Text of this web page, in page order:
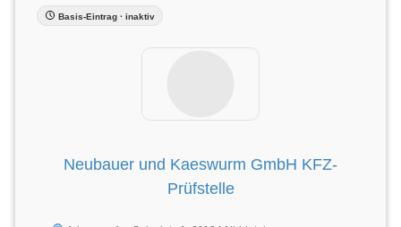
Basis-Eintrag · inaktiv
Neubauer und Kaeswurm GmbH KFZ-
Prüfstelle